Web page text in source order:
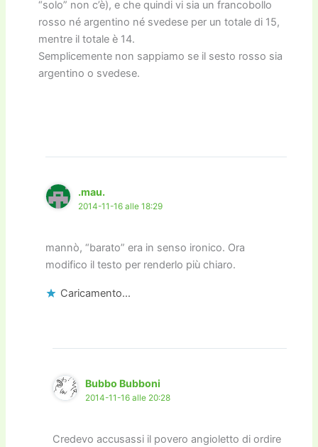
“solo” non c’è), e che quindi vi sia un francobollo
rosso né argentino né svedese per un totale di 15,
mentre il totale è 14.
Semplicemente non sappiamo se il sesto rosso sia
argentino o svedese.
.mau.
2014-11-16 alle 18:29
mannò, “barato” era in senso ironico. Ora
modifico il testo per renderlo più chiaro.
Caricamento...
Bubbo Bubboni
2014-11-16 alle 20:28
Credevo accusassi il povero angioletto di ordire